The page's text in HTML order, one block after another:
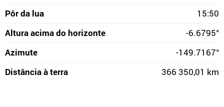
Pôr da lua
15:50
Altura acima do horizonte
-6.6795°
Azimute
-149.7167°
Distância à terra
366 350,01 km